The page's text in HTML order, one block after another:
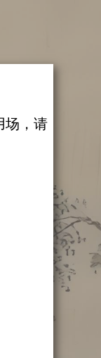
场，请